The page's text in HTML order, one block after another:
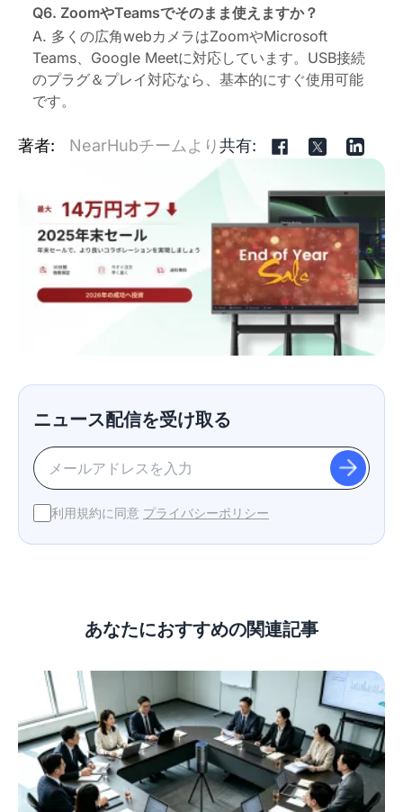
Q6. ZoomやTeamsでそのまま使えますか？
A. 多くの広角webカメラはZoomやMicrosoft
Teams、Google Meetに対応しています。USB接続
のプラグ＆プレイ対応なら、基本的にすぐ使用可能
です。
著者: NearHubチームより共有:
ニュース配信を受け取る
利用規約に同意 プライバシーポリシー
あなたにおすすめの関連記事